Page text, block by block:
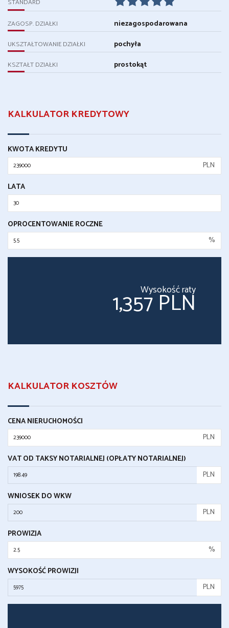
STANDARD
ZAGOSP. DZIAŁKI niezagospodarowana
UKSZTAŁTOWANIE DZIAŁKI pochyła
KSZTAŁT DZIAŁKI prostokąt
KALKULATOR KREDYTOWY
KWOTA KREDYTU
PLN
LATA
OPROCENTOWANIE ROCZNE
%
Wysokość raty
1,357 PLN
KALKULATOR KOSZTÓW
CENA NIERUCHOMOŚCI
PLN
VAT OD TAKSY NOTARIALNEJ (OPŁATY NOTARIALNEJ)
PLN
WNIOSEK DO WKW
PLN
PROWIZJA
%
WYSOKOŚĆ PROWIZJI
PLN